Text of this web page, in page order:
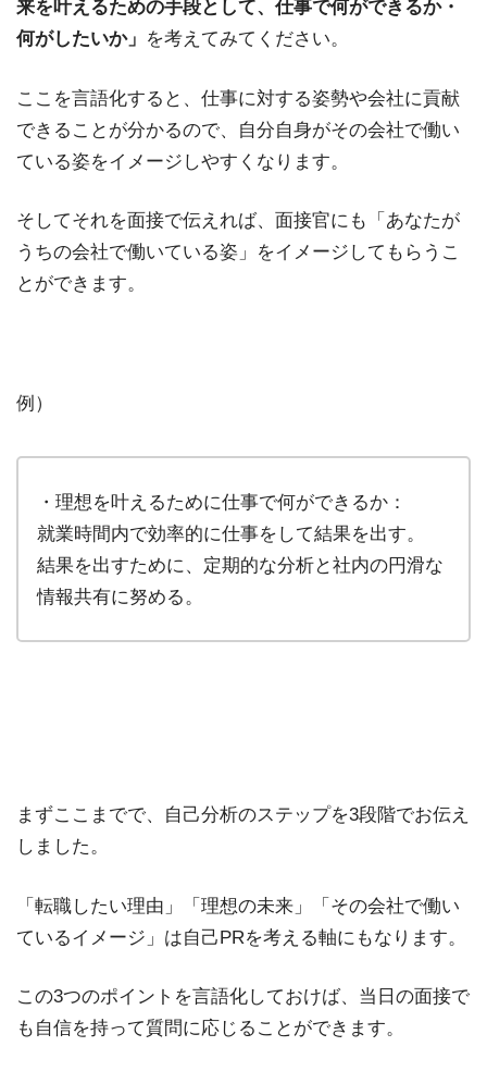
来を叶えるための手段として、仕事で何ができるか・
何がしたいか」 を考えてみてください。
ここを言語化すると、仕事に対する姿勢や会社に貢献
できることが分かるので、自分自身がその会社で働い
ている姿をイメージしやすくなります。
そしてそれを面接で伝えれば、面接官にも「あなたが
うちの会社で働いている姿」をイメージしてもらうこ
とができます。
例）
・理想を叶えるために仕事で何ができるか：
就業時間内で効率的に仕事をして結果を出す。
結果を出すために、定期的な分析と社内の円滑な
情報共有に努める。
まずここまでで、自己分析のステップを3段階でお伝え
しました。
「転職したい理由」「理想の未来」「その会社で働い
ているイメージ」は自己PRを考える軸にもなります。
この3つのポイントを言語化しておけば、当日の面接で
も自信を持って質問に応じることができます。